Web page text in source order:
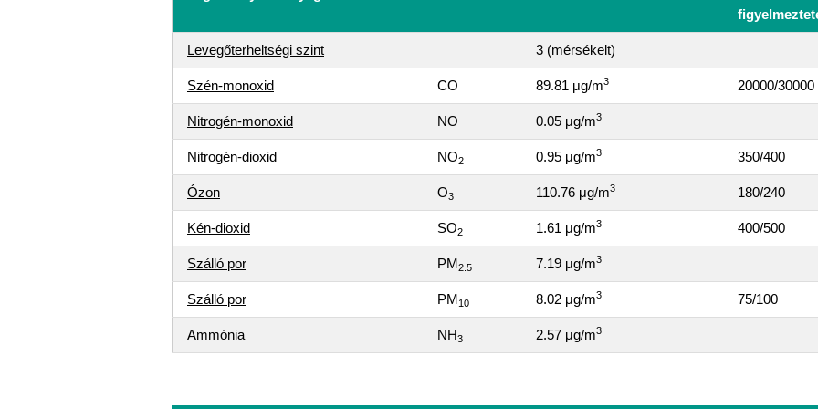
Levegőterheltségi szint 3 (mérsékelt)
Szén-monoxid CO 89.81 μg/m3 20000/30000
Nitrogén-monoxid NO 0.05 μg/m3
Nitrogén-dioxid NO2 0.95 μg/m3 350/400
Ózon O3 110.76 μg/m3 180/240
Kén-dioxid SO2 1.61 μg/m3 400/500
Szálló por PM2.5 7.19 μg/m3
Szálló por PM10 8.02 μg/m3 75/100
Ammónia NH3 2.57 μg/m3